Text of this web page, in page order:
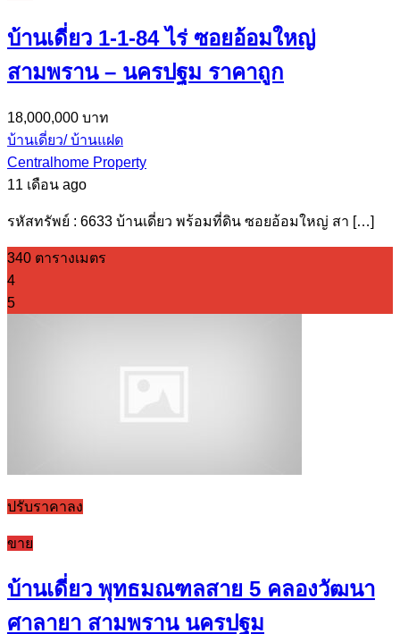
บ้านเดี่ยว 1-1-84 ไร่ ซอยอ้อมใหญ่
สามพราน – นครปฐม ราคาถูก
18,000,000 บาท
บ้านเดี่ยว/ บ้านแฝด
Centralhome Property
11 เดือน ago
รหัสทรัพย์ : 6633 บ้านเดี่ยว พร้อมที่ดิน ซอยอ้อมใหญ่ สา […]
340 ตารางเมตร
4
5
ปรับราคาลง
ขาย
บ้านเดี่ยว พุทธมณฑลสาย 5 คลองวัฒนา
ศาลายา สามพราน นครปฐม